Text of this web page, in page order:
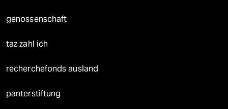
genossenschaft
taz zahl ich
recherchefonds ausland
panterstiftung